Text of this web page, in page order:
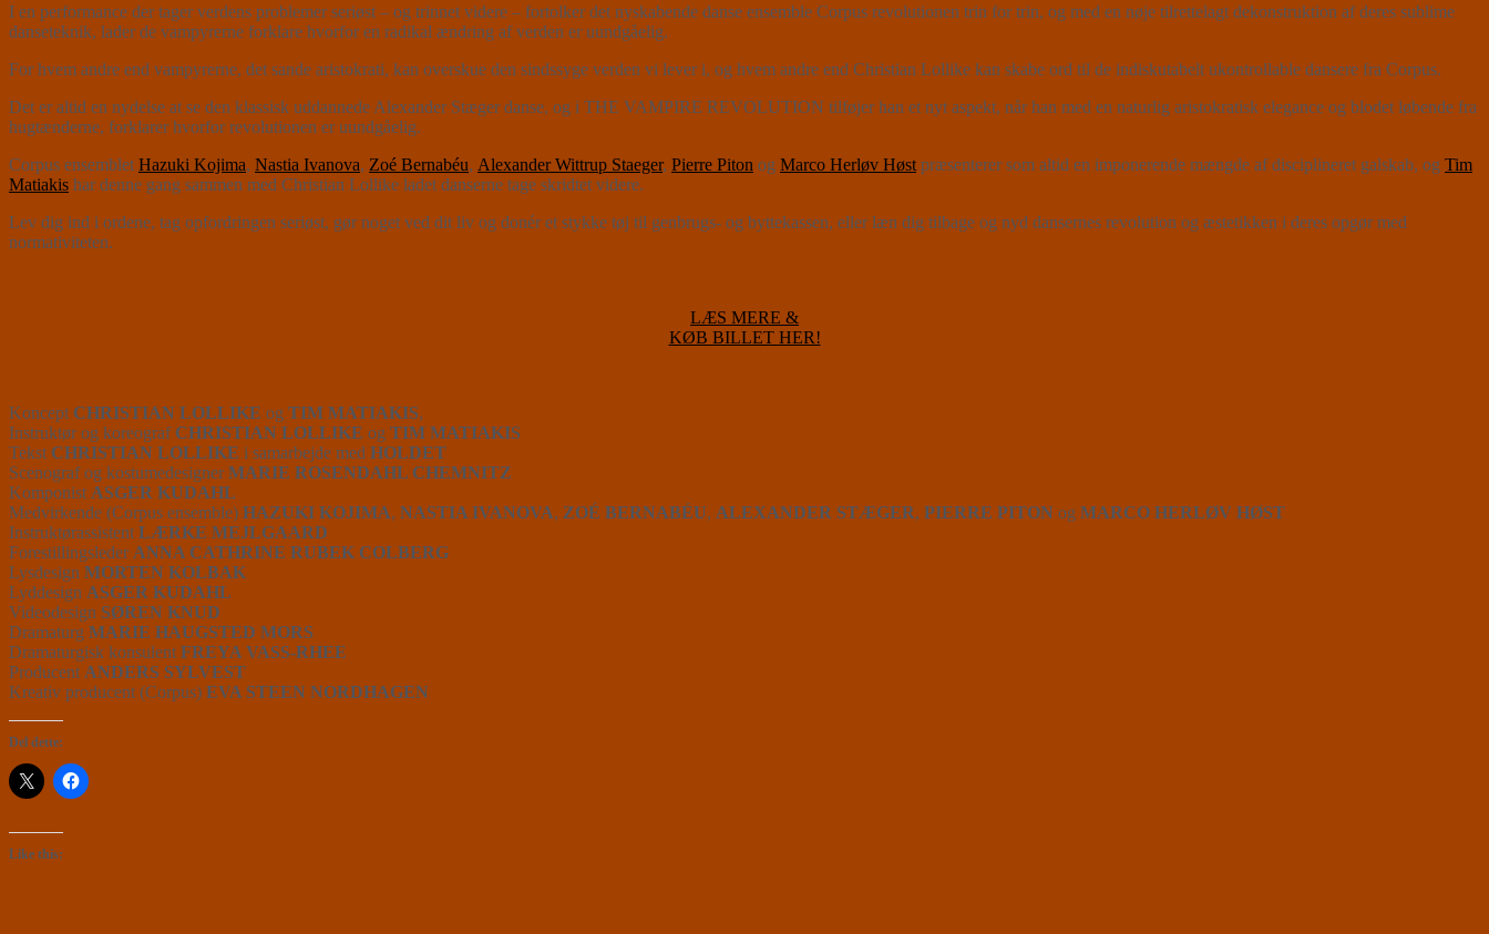
I en performance der tager verdens problemer seriøst – og trinnet videre – fortolker det nyskabende danse ensemble Corpus revolutionen trin for trin, og med en nøje tilrettelagt dekonstruktion af deres sublime
danseteknik, lader de vampyrerne forklare hvorfor en radikal ændring af verden er uundgåelig.
For hvem andre end vampyrerne, det sande aristokrati, kan overskue den sindssyge verden vi lever i, og hvem andre end Christian Lollike kan skabe ord til de indiskutabelt ukontrollable dansere fra Corpus.
Det er altid en nydelse at se den klassisk uddannede Alexander Stæger danse, og i THE VAMPIRE REVOLUTION tilføjer han et nyt aspekt, når han med en naturlig aristokratisk elegance og blodet løbende fra
hugtænderne, forklarer hvorfor revolutionen er uundgåelig.
Corpus ensemblet Hazuki Kojima, Nastia Ivanova, Zoé Bernabéu, Alexander Wittrup Staeger, Pierre Piton og Marco Herløv Høst præsenterer som altid en imponerende mængde af disciplineret galskab, og Tim
Matiakis har denne gang sammen med Christian Lollike ladet danserne tage skridtet videre.
Lev dig ind i ordene, tag opfordringen seriøst, gør noget ved dit liv og donér et stykke tøj til genbrugs- og byttekassen, eller læn dig tilbage og nyd dansernes revolution og æstetikken i deres opgør med
normativiteten.
LÆS MERE &
KØB BILLET HER!
Koncept CHRISTIAN LOLLIKE og TIM MATIAKIS,
Instruktør og koreograf CHRISTIAN LOLLIKE og TIM MATIAKIS
Tekst CHRISTIAN LOLLIKE i samarbejde med HOLDET
Scenograf og kostumedesigner MARIE ROSENDAHL CHEMNITZ
Komponist ASGER KUDAHL
Medvirkende (Corpus ensemble) HAZUKI KOJIMA, NASTIA IVANOVA, ZOÉ BERNABÉU, ALEXANDER STÆGER, PIERRE PITON og MARCO HERLØV HØST
Instruktørassistent LÆRKE MEJLGAARD
Forestillingsleder ANNA CATHRINE RUBEK COLBERG
Lysdesign MORTEN KOLBAK
Lyddesign ASGER KUDAHL
Videodesign SØREN KNUD
Dramaturg MARIE HAUGSTED MORS
Dramaturgisk konsulent FREYA VASS-RHEE
Producent ANDERS SYLVEST
Kreativ producent (Corpus) EVA STEEN NORDHAGEN
Del dette:
Like this: